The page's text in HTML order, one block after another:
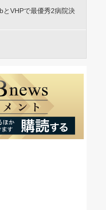
とVHPで最優秀2病院決